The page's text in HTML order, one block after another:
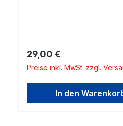
Regulärer Preis:
29,00 €
Preise inkl. MwSt. zzgl.
In den